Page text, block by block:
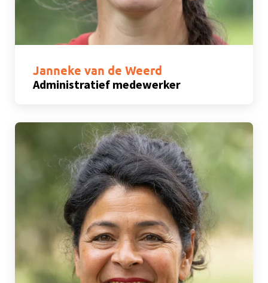
Janneke van de Weerd
Administratief medewerker